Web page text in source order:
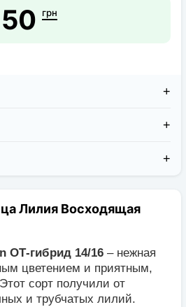
50 грн
до 14 дней (с учётом
перед отправкой;
счёту (реквизитам
Лилия Восходящая
ОТ-гибрид 14/16 – нежная
цветением и приятным,
сорт получили от
и трубчатых лилий.